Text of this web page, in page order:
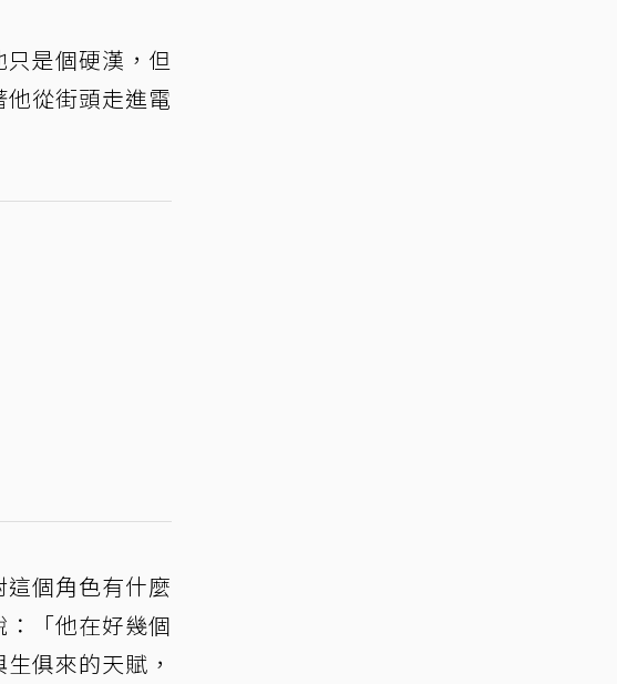
是個硬漢，但
從街頭走進電
個角色有什麼
「他在好幾個
俱來的天賦，